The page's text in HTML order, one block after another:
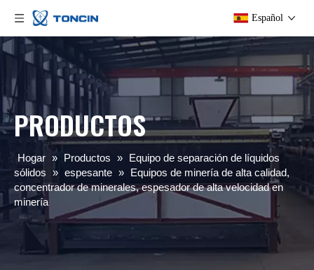
Español
PRODUCTOS
Hogar » Productos » Equipo de separación de líquidos
sólidos » espesante » Equipos de minería de alta calidad,
concentrador de minerales, espesador de alta velocidad en
minería